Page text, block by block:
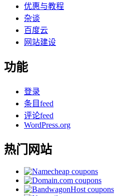
优惠与教程
杂谈
百度云
网站建设
功能
登录
条目feed
评论feed
WordPress.org
热门网站